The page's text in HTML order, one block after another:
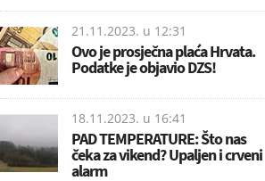
21.11.2023. u 12:31
Ovo je prosječna plaća Hrvata.
Podatke je objavio DZS!
18.11.2023. u 16:41
PAD TEMPERATURE: Što nas
čeka za vikend? Upaljen i crveni
alarm